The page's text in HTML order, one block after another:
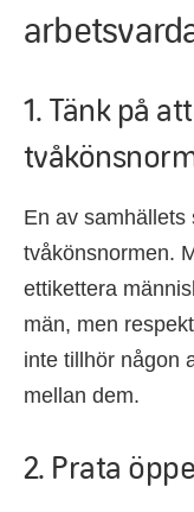
1. Tänk på
En av samhällets
tvåkönsnormen.
ettikettera
män, men
inte tillhör någon
mellan dem.
2. Prata